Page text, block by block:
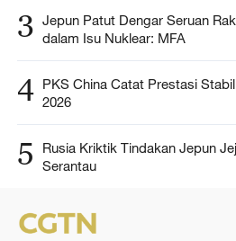
3 Jepun Patut Dengar Seruan
dalam Isu Nuklear: MFA
4 PKS China Catat Prestasi
2026
5
Rusia Kriktik Tindakan Jepun
Serantau